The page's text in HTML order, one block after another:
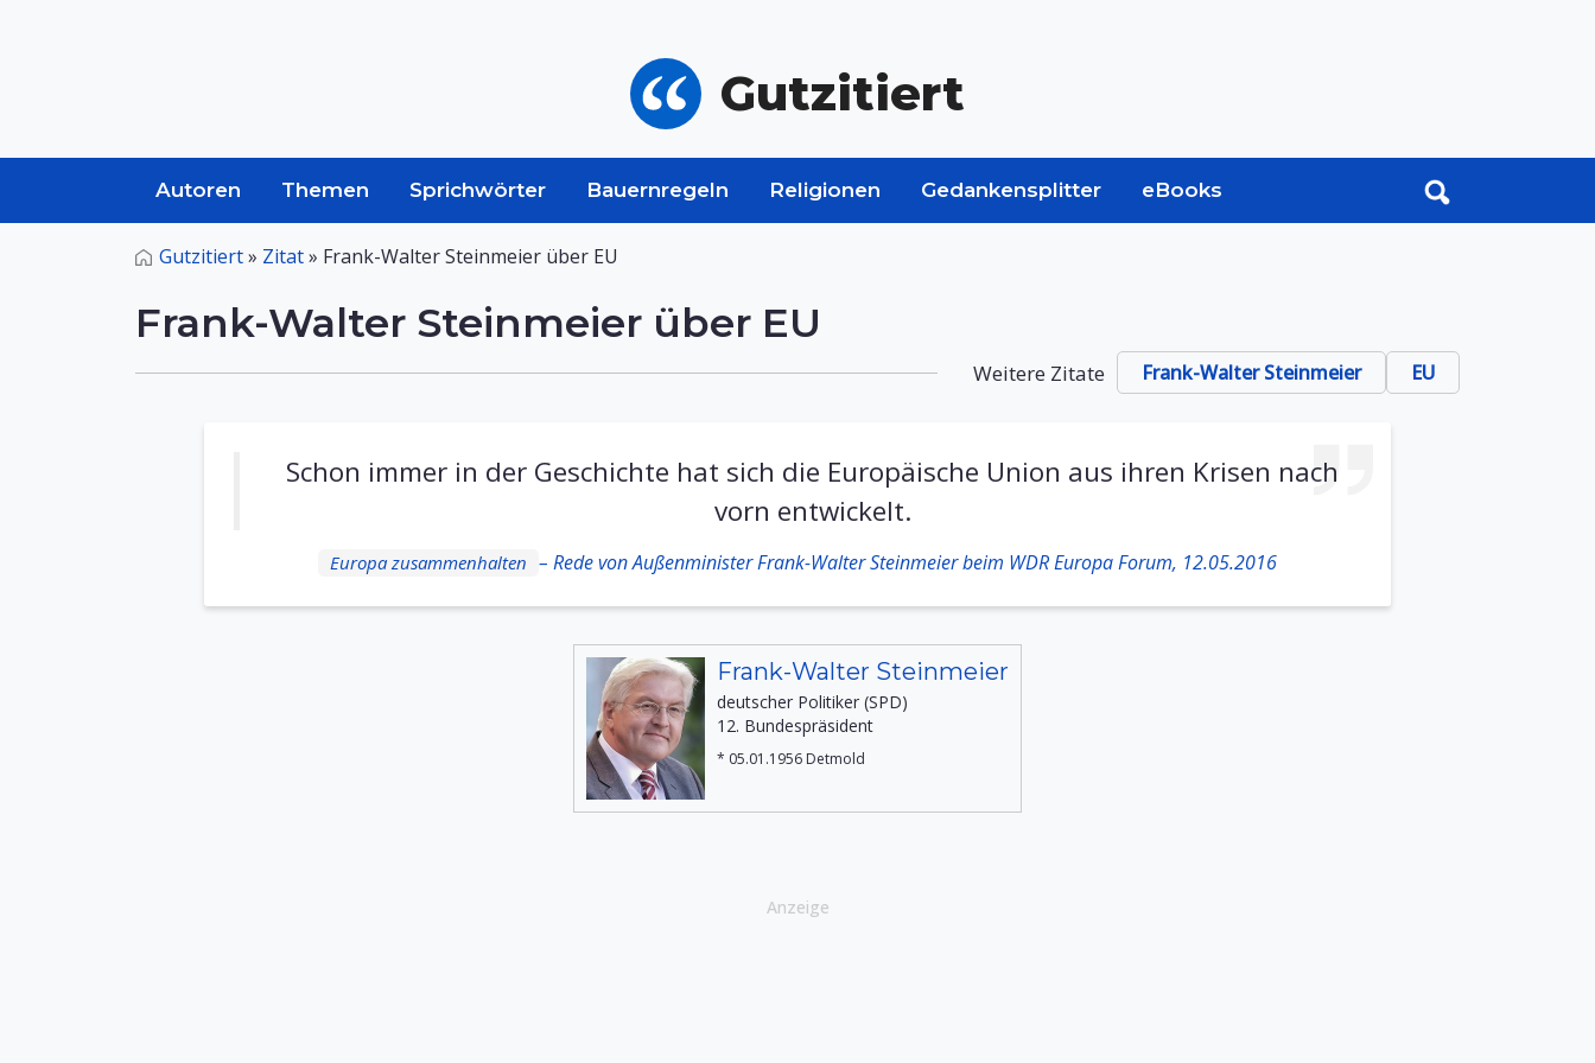
Gutzitiert
Autoren Themen Sprichwörter Bauernregeln Religionen Gedankensplitter eBooks
Gutzitiert» Zitat» Frank-Walter Steinmeier über EU
Frank-Walter Steinmeier über EU
Weitere Zitate Frank-Walter Steinmeier EU
Schon immer in der Geschichte hat sich die Europäische Union aus ihren Krisen nach
vorn entwickelt.
Europa zusammenhalten – Rede von Außenminister Frank-Walter Steinmeier beim WDR Europa Forum, 12.05.2016
Frank-Walter Steinmeier
deutscher Politiker (SPD)
12. Bundespräsident
* 05.01.1956 Detmold
Anzeige